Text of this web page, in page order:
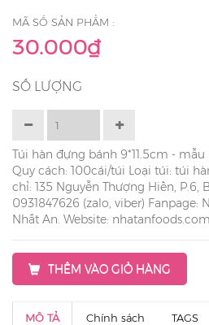
MÃ SỐ SẢN PHẨM :
30.000₫
SỐ LƯỢNG
Túi hàn đựng bánh 9*11.5cm - mẫu
Quy cách: 100cái/túi Loại túi: túi
chỉ: 135 Nguyễn Thượng Hiền, P.6,
0931847626 (zalo, viber) Fanpage:
Nhất An. Website:
THÊM VÀO GIỎ HÀNG
MÔ TẢ Chính sách TAGS